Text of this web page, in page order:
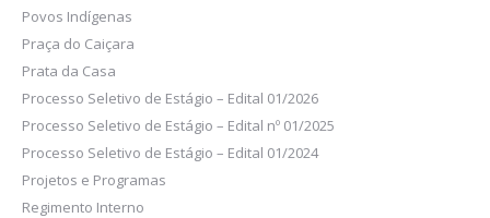
Povos Indígenas
Praça do Caiçara
Prata da Casa
Processo Seletivo de Estágio – Edital 01/2026
Processo Seletivo de Estágio – Edital nº 01/2025
Processo Seletivo de Estágio – Edital 01/2024
Projetos e Programas
Regimento Interno